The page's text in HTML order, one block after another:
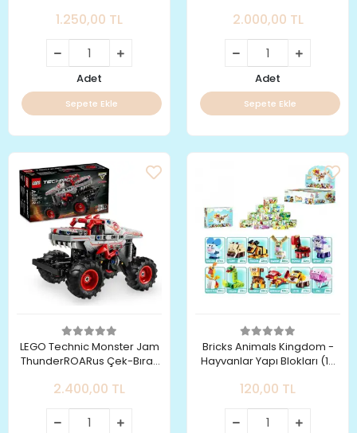
1.250,00 TL
Adet
Sepete Ekle
2.000,00 TL
Adet
Sepete Ekle
LEGO Technic Monster Jam
ThunderROARus Çek-Bırak
2.400,00 TL
Bricks Animals Kingdom -
Hayvanlar Yapı Blokları (12
İnşa Et)
120,00 TL